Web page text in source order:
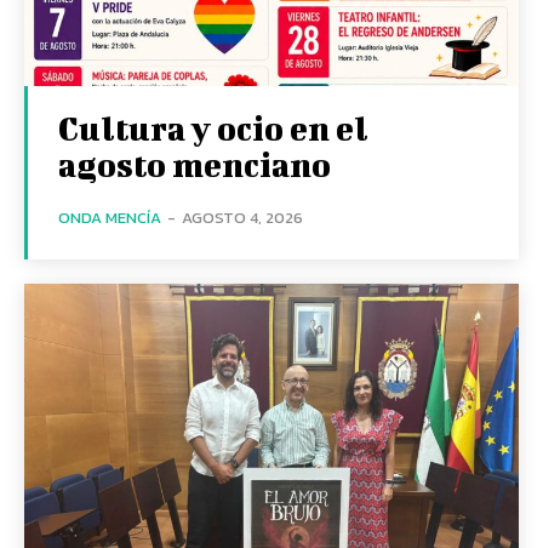
Cultura y ocio en el
agosto menciano
ONDA MENCÍA - AGOSTO 4, 2026